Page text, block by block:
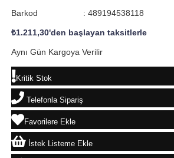
Barkod : 489194538118
₺1.211,30'den başlayan taksitlerle
Aynı Gün Kargoya Verilir
Kritik Stok
Telefonla Sipariş
Favorilere Ekle
İstek Listeme Ekle